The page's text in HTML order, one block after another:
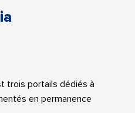
trois portails dédiés à
en permanence